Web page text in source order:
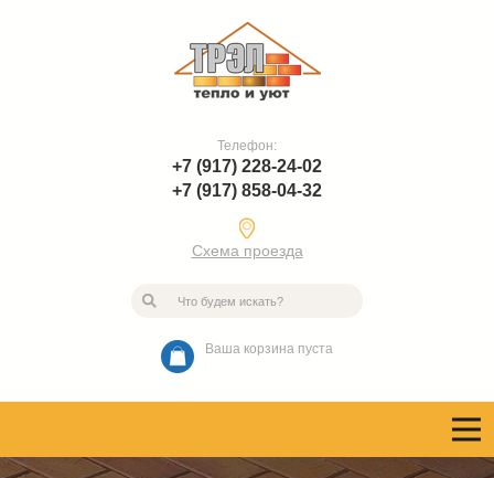
Телефон:
+7 (917) 228-24-02
+7 (917) 858-04-32
Схема проезда
Ваша корзина пуста